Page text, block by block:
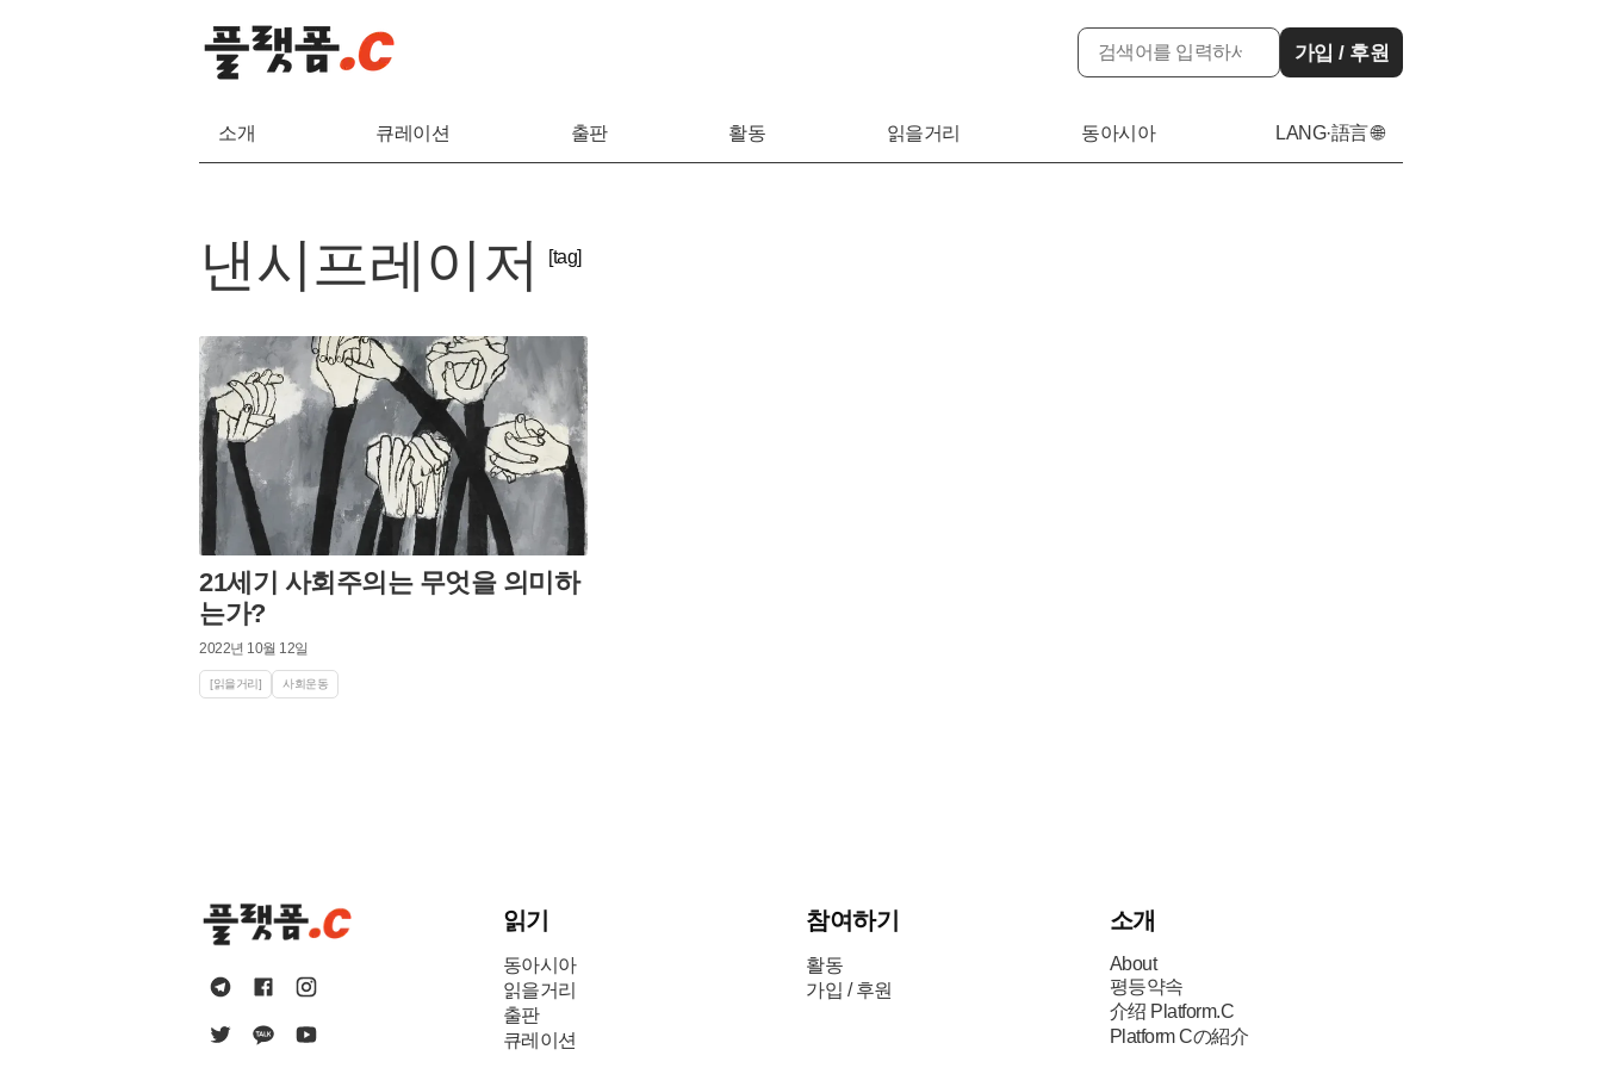
가입 / 후원
소개 큐레이션 출판 활동 읽을거리 동아시아 LANG·語言 🌐
낸시프레이저 [tag]
21세기 사회주의는 무엇을 의미하
는가?
2022년 10월 12일
[읽을거리] 사회운동
읽기
동아시아
읽을거리
출판
큐레이션
참여하기
활동
가입 / 후원
소개
About
평등약속
介绍 Platform.C
Platform Cの紹介